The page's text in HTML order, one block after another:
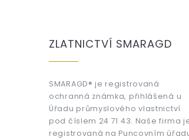
ZLATNICTVÍ SMARAGD
SMARAGD® je registrovaná
ochranná známka, přihlášená u
Úřadu průmyslového vlastnictví
pod číslem 24 71 43. Naše firma
registrovaná na Puncovním